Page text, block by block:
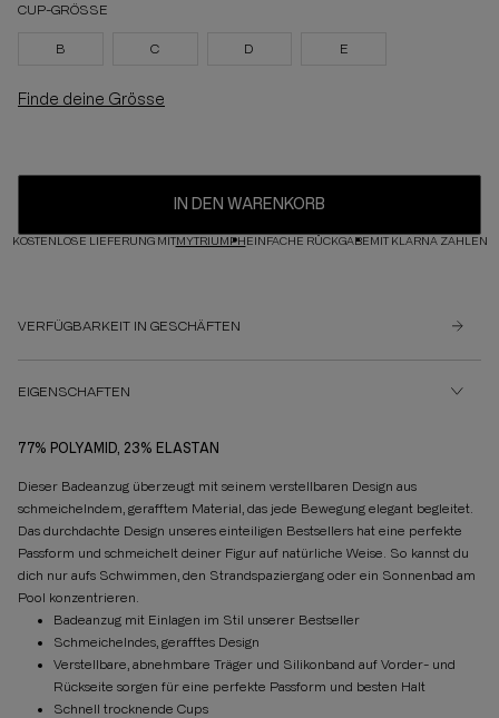
CUP-GRÖSSE
B C D E
Finde deine Grösse
IN DEN WARENKORB
KOSTENLOSE LIEFERUNG MITMYTRIUMPHEINFACHE RÜCKGABEMIT KLARNA ZAHLEN
VERFÜGBARKEIT IN GESCHÄFTEN
EIGENSCHAFTEN
77% POLYAMID, 23% ELASTAN
Dieser Badeanzug überzeugt mit seinem verstellbaren Design aus
schmeichelndem, gerafftem Material, das jede Bewegung elegant begleitet.
Das durchdachte Design unseres einteiligen Bestsellers hat eine perfekte
Passform und schmeichelt deiner Figur auf natürliche Weise. So kannst du
dich nur aufs Schwimmen, den Strandspaziergang oder ein Sonnenbad am
Pool konzentrieren.
Badeanzug mit Einlagen im Stil unserer Bestseller
Schmeichelndes, gerafftes Design
Verstellbare, abnehmbare Träger und Silikonband auf Vorder- und
Rückseite sorgen für eine perfekte Passform und besten Halt
Schnell trocknende Cups